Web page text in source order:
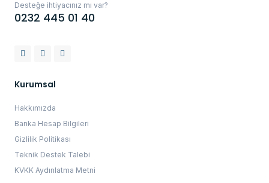
Desteğe ihtiyacınız mı var?
0232 445 01 40
Kurumsal
Hakkımızda
Banka Hesap Bilgileri
Gizlilik Politikası
Teknik Destek Talebi
KVKK Aydınlatma Metni